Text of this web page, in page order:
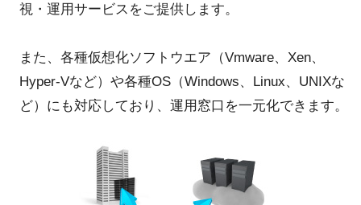
視・運用サービスをご提供します。
また、各種仮想化ソフトウエア（Vmware、Xen、
Hyper-Vなど）や各種OS（Windows、Linux、UNIXな
ど）にも対応しており、運用窓口を一元化できます。